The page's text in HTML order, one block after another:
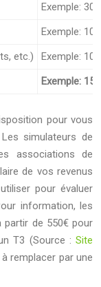
Exemple:
Exemple:
etc.)
Exemple:
Exemple:
pour vous
simulateurs de
associations de
de vos revenus
pour évaluer
information, les
partir de 550€ pour
T3 (Source : Site
remplacer par une